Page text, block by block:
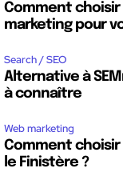
Comment choisir
marketing pour
Search / SEO
Alternative à
à connaître
Web marketing
Comment
le Finistère ?